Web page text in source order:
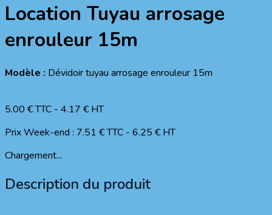
Location Tuyau arrosage
enrouleur 15m
Modèle : Dévidoir tuyau arrosage enrouleur 15m
5.00 € TTC - 4.17 € HT
Prix Week-end : 7.51 € TTC - 6.25 € HT
Chargement...
Description du produit